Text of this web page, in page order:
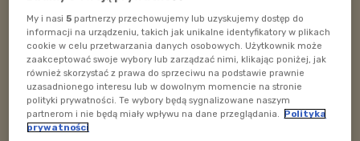
Następnie dostawały niewysokie, drewniane stołki i
dziecko do nakarmienia. Te kobiety były tak osłabione
po porodzie, że mdlały - wspominałaJeannette Kalyta.
Jak dodała położna, w tych samych pomieszczeniach
były też piękne reklamy uśmiechniętych kobiet
karmiących swoje dzieci sztucznym mlekiem. - Tak, to
My i nasi5 partnerzy przechowujemy lub uzyskujemy dostęp do
informacji na urządzeniu, takich jak unikalne identyfikatory w plikach
cookie w celu przetwarzania danych osobowych. Użytkownik może
zaakceptować swoje wybory lub zarządzać nimi, klikając poniżej, jak
również skorzystać z prawa do sprzeciwu na podstawie prawnie
uzasadnionego interesu lub w dowolnym momencie na stronie
polityki prywatności. Te wybory będą sygnalizowane naszym
partnerom i nie będą miały wpływu na dane przeglądania. Polityka
prywatności